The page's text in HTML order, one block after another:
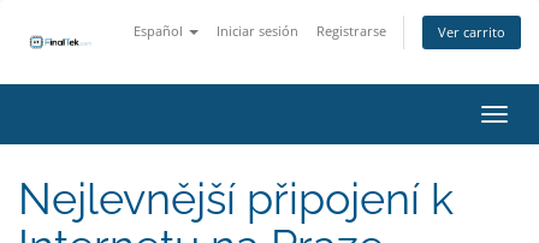
Español Iniciar sesión Registrarse Ver carrito
Nejlevnější připojení k